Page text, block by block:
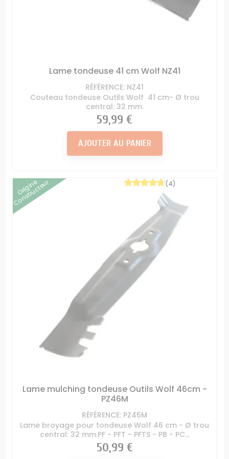
Lame tondeuse 41 cm Wolf NZ41
RÉFÉRENCE: NZ41
Couteau tondeuse Outils Wolf 41 cm- Ø trou
central: 32 mm.
Prix
59,99 €
AJOUTER AU PANIER
Origine
Constructeur
Lame mulching tondeuse Outils Wolf 46cm -
PZ46M
RÉFÉRENCE: PZ46M
Lame broyage pour tondeuse Wolf 46 cm - Ø trou
central: 32 mm.PF - PFT - PFTS - PB - PC...
(4)
Prix
50,99 €